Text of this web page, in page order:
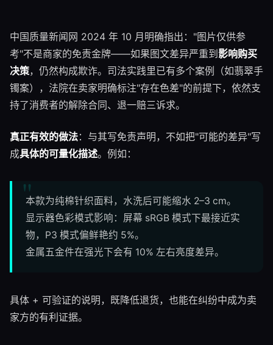
中国质量新闻网 2024 年 10 月明确指出："图片仅供参
考"不是商家的免责金牌——如果图文差异严重到影响购买
决策，仍然构成欺诈。司法实践里已有多个案例（如翡翠手
镯案），法院在卖家明确标注"存在色差"的前提下，依然支
持了消费者的解除合同、退一赔三诉求。
真正有效的做法：与其写免责声明，不如把"可能的差异"写
成具体的可量化描述。例如：
本款为纯棉针织面料，水洗后可能缩水 2–3 cm。
显示器色彩模式影响：屏幕 sRGB 模式下最接近实
物，P3 模式偏鲜艳约 5%。
金属五金件在强光下会有 10% 左右亮度差异。
具体 + 可验证的说明，既降低退货，也能在纠纷中成为卖
家方的有利证据。